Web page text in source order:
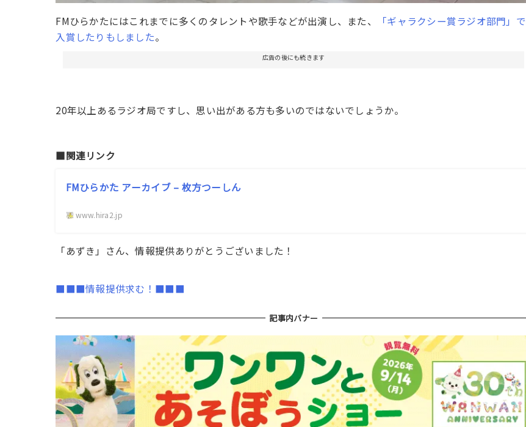
FMひらかたにはこれまでに多くのタレントや歌手などが出演し、また、
「ギャラクシー賞ラジオ部門」で
入賞したりもしました。
広告の後にも続きます
20年以上あるラジオ局ですし、思い出がある方も多いのではないでしょうか。
■関連リンク
FMひらかた アーカイブ – 枚方つーしん
www.hira2.jp
「あずき」さん、情報提供ありがとうございました！
■■■情報提供求む！■■■
記事内バナー